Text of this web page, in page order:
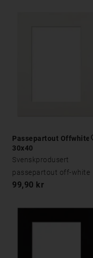
Passepartout Offwhite
30x40
Svenskprodusert
passepartout off-white
99,90 kr